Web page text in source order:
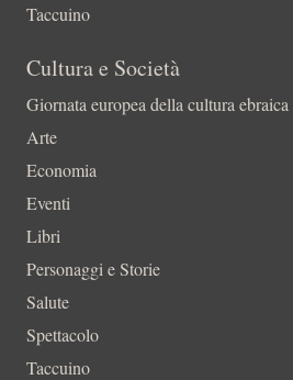
Taccuino
Cultura e Società
Giornata europea della cultura ebraica
Arte
Economia
Eventi
Libri
Personaggi e Storie
Salute
Spettacolo
Taccuino